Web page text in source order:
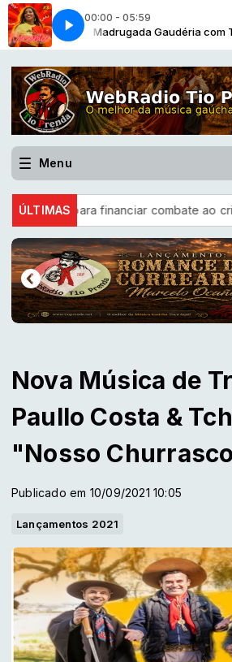
00:00 - 05:59
Madrugada Gaudéria com Tio
Piorar Vanderlei Batista - Ta Ruim e
Menu
ÚLTIMAS
para financiar combate ao crime
Nova Música de
Paullo Costa &
"Nosso
Publicado em 10/09/2021 10:05
Lançamentos 2021